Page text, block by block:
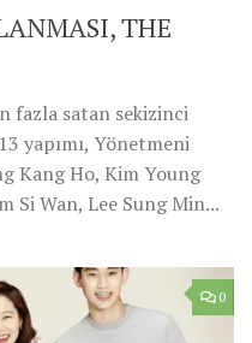
THE
fazla satan sekizinci
yapımı, Yönetmeni
Kang Ho, Kim Young
Si Wan, Lee Sung Min...
0